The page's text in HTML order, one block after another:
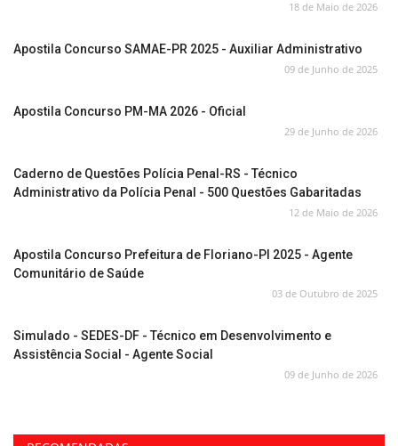
18 de Maio de 2026
Apostila Concurso SAMAE-PR 2025 - Auxiliar Administrativo
09 de Junho de 2025
Apostila Concurso PM-MA 2026 - Oficial
29 de Junho de 2026
Caderno de Questões Polícia Penal-RS - Técnico
Administrativo da Polícia Penal - 500 Questões Gabaritadas
12 de Maio de 2026
Apostila Concurso Prefeitura de Floriano-PI 2025 - Agente
Comunitário de Saúde
03 de Outubro de 2025
Simulado - SEDES-DF - Técnico em Desenvolvimento e
Assistência Social - Agente Social
09 de Junho de 2026